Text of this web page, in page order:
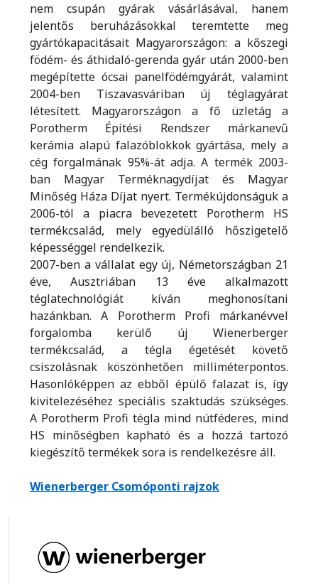
nem csupán gyárak vásárlásával, hanem
jelentős beruházásokkal teremtette meg
gyártókapacitásait Magyarországon: a kőszegi
födém- és áthidaló-gerenda gyár után 2000-ben
megépítette ócsai panelfödémgyárát, valamint
2004-ben Tiszavasváriban új téglagyárat
létesített. Magyarországon a fő üzletág a
Porotherm Építési Rendszer márkanevű
kerámia alapú falazóblokkok gyártása, mely a
cég forgalmának 95%-át adja. A termék 2003-
ban Magyar Terméknagydíjat és Magyar
Minőség Háza Díjat nyert. Termékújdonságuk a
2006-tól a piacra bevezetett Porotherm HS
termékcsalád, mely egyedülálló hőszigetelő
képességgel rendelkezik.
2007-ben a vállalat egy új, Németországban 21
éve, Ausztriában 13 éve alkalmazott
téglatechnológiát kíván meghonosítani
hazánkban. A Porotherm Profi márkanévvel
forgalomba kerülő új Wienerberger
termékcsalád, a tégla égetését követő
csiszolásnak köszönhetően milliméterpontos.
Hasonlóképpen az ebből épülő falazat is, így
kivitelezéséhez speciális szaktudás szükséges.
A Porotherm Profi tégla mind nútféderes, mind
HS minőségben kapható és a hozzá tartozó
kiegészítő termékek sora is rendelkezésre áll.
Wienerberger Csomóponti rajzok